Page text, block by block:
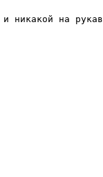
на